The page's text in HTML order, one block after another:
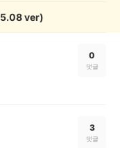
ver)
0
댓글
3
댓글